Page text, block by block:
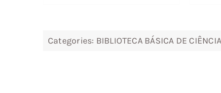
Categories: BIBLIOTECA BÁSICA DE